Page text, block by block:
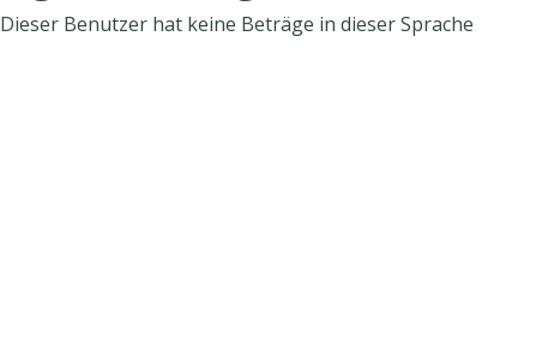
Dieser Benutzer hat keine Beträge in dieser Sprache